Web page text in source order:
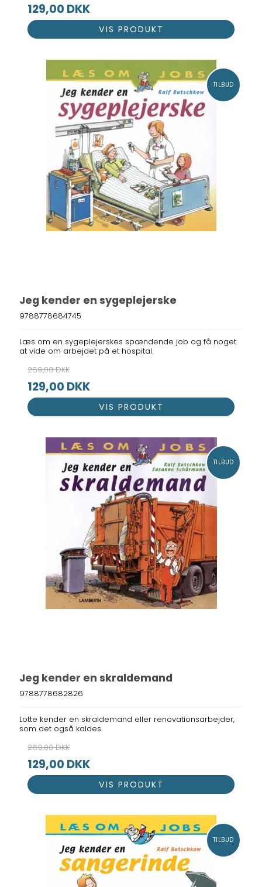
129,00 DKK
VIS PRODUKT
TILBUD
Jeg kender en sygeplejerske
9788778684745
Læs om en sygeplejerskes spændende job og få noget
at vide om arbejdet på et hospital.
269,00 DKK
129,00 DKK
VIS PRODUKT
TILBUD
Jeg kender en skraldemand
9788778682826
Lotte kender en skraldemand eller renovationsarbejder,
som det også kaldes.
269,00 DKK
129,00 DKK
VIS PRODUKT
TILBUD